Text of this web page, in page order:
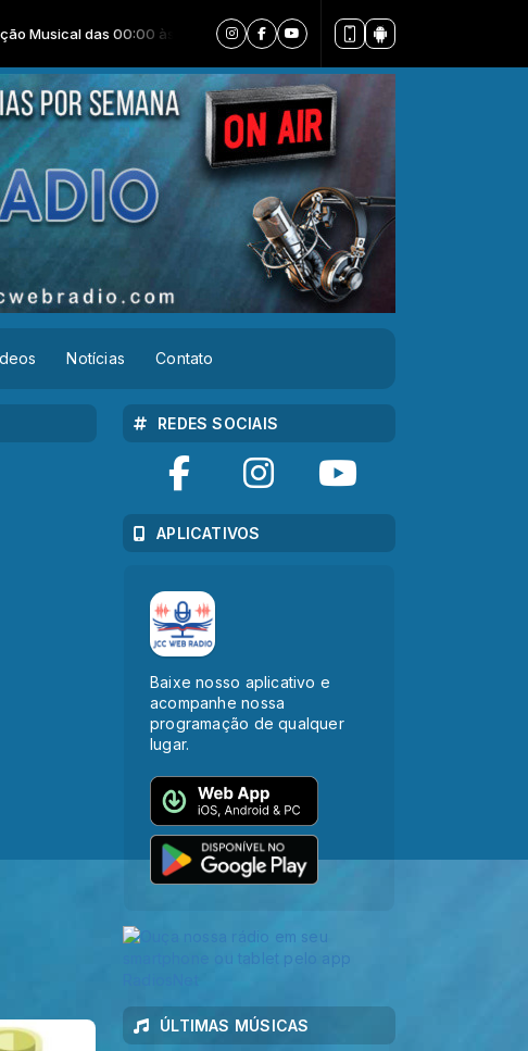
00:00 às 23:59 -Tocando agora: 11 não é tarde(2)
Notícias Contato
REDES SOCIAIS
APLICATIVOS
Baixe nosso aplicativo e
acompanhe nossa
programação de qualquer
lugar.
ÚLTIMAS MÚSICAS